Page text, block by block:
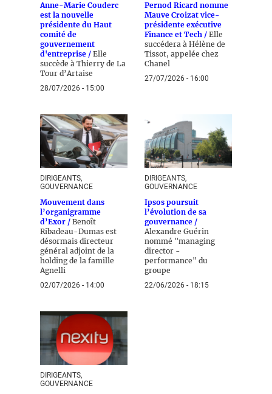
Anne-Marie Couderc
est la nouvelle
présidente du Haut
comité de
gouvernement
d'entreprise / Elle
succède à Thierry de La
Tour d’Artaise
28/07/2026 - 15:00
Pernod Ricard nomme
Mauve Croizat vice-
présidente exécutive
Finance et Tech / Elle
succédera à Hélène de
Tissot, appelée chez
Chanel
27/07/2026 - 16:00
DIRIGEANTS,
GOUVERNANCE
Mouvement dans
l’organigramme
d’Exor / Benoît
Ribadeau-Dumas est
désormais directeur
général adjoint de la
holding de la famille
Agnelli
02/07/2026 - 14:00
DIRIGEANTS,
GOUVERNANCE
Ipsos poursuit
l’évolution de sa
gouvernance /
Alexandre Guérin
nommé "managing
director -
performance" du
groupe
22/06/2026 - 18:15
DIRIGEANTS,
GOUVERNANCE